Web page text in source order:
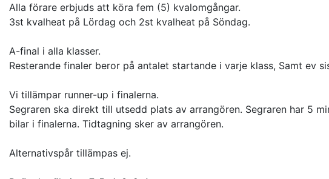
Alla förare erbjuds att köra fem (5) kvalomgångar.
3st kvalheat på Lördag och 2st kvalheat på Söndag.
A-final i alla klasser.
Resterande finaler beror på antalet startande i varje klass, Samt ev
Vi tillämpar runner-up i finalerna.
Segraren ska direkt till utsedd plats av arrangören. Segraren har 5
bilar i finalerna. Tidtagning sker av arrangören.
Alternativspår tillämpas ej.